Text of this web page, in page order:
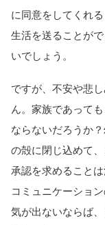
に同意をしてくれ
生活を送ることが
いでしょう。
ですが、不安や悲
ん。家族であって
ならないだろうか
の殻に閉じ込めて
承認を求めること
コミュニケーショ
気が出ないならば